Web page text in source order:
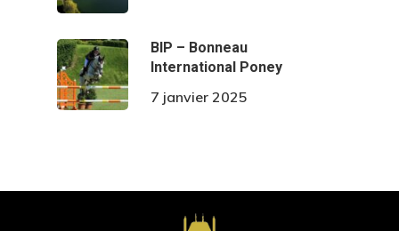
BIP – Bonneau
International Poney
7 janvier 2025